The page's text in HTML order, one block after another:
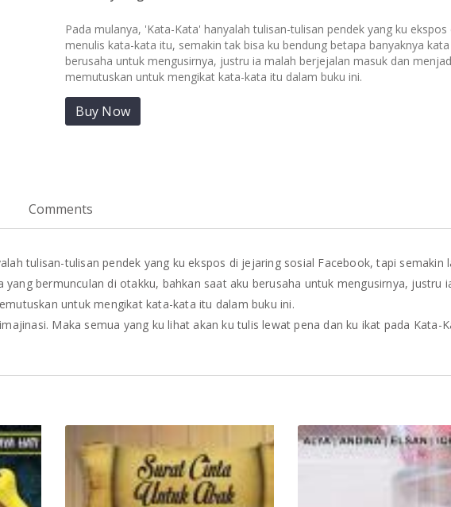
Pada mulanya, 'Kata-Kata' hanyalah tulisan-tulisan pendek yang ku
menulis kata-kata itu, semakin tak bisa ku bendung betapa banyaknya
berusaha untuk mengusirnya, justru ia malah berjejalan masuk dan
memutuskan untuk mengikat kata-kata itu dalam buku ini.
Buy Now
Comments
tulisan-tulisan pendek yang ku ekspos di jejaring sosial Facebook, tapi
yang bermunculan di otakku, bahkan saat aku berusaha untuk mengusirnya,
untuk mengikat kata-kata itu dalam buku ini.
Maka semua yang ku lihat akan ku tulis lewat pena dan ku ikat pada Kata-